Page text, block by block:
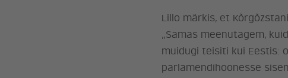
Lillo märkis, et
„Samas meenutagem,
muidugi teisiti kui Eestis:
parlamendihoonesse